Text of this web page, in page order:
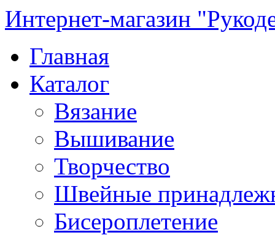
Интернет-магазин
Главная
Каталог
Вязание
Вышивание
Творчество
Швейные
Бисероплетение